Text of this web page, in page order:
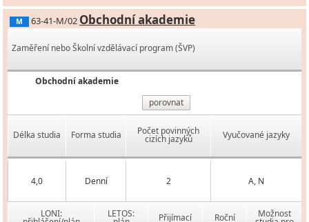
M 63-41-M/02 Obchodní akademie
Zaměření nebo Školní vzdělávací program (ŠVP)
Obchodní akademie
porovnat
Délka studia Forma studia Počet povinných
cizích jazyků Vyučované jazyky
4,0 Denní 2 A, N
LONI: LETOS: Přijímací Roční Možnost